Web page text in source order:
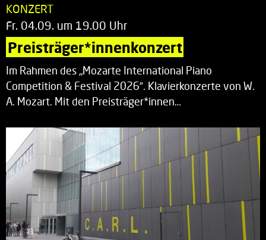
KONZERT
Fr. 04.09. um 19.00 Uhr
Preisträger*innenkonzert
Im Rahmen des „Mozarte International Piano
Competition & Festival 2026“. Klavierkonzerte von W.
A. Mozart. Mit den Preisträger*innen…